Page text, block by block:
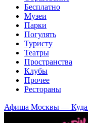
Бесплатно
Музеи
Парки
Погулять
Туристу
Театры
Пространства
Клубы
Прочее
Рестораны
Афиша Москвы — Куда